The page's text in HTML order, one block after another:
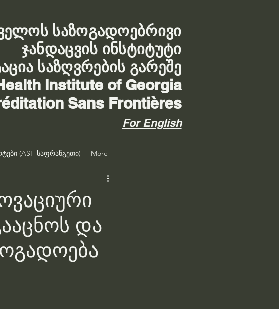
საზოგადოებრივი
ჯანდაცვის ინსტიტუტი
საზღვრების გარეშე
Institute of Georgia
Sans Frontières
For English
(ASF-საფრანგეთი) More
და